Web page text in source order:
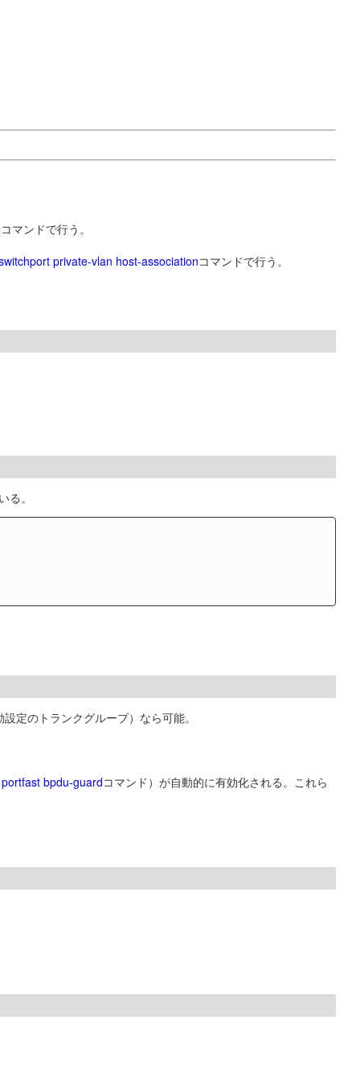
コマンドで行う。
private-vlan host-associationコマンドで行う。
。
定のトランクグループ）なら可能。
bpdu-guardコマンド）が自動的に有効化される。これら